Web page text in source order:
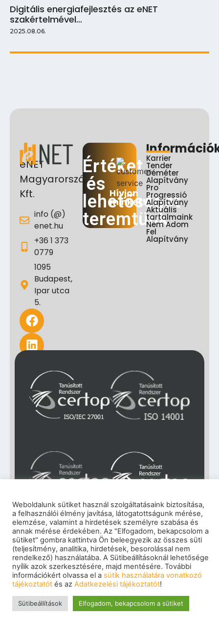
Digitális energiafejlesztés az eNET
szakértelmével…
2025.08.06.
eNET
Magyarország
Kft.
info (@)
enet.hu
+36 1 373
0779
1095
Budapest,
Ipar utca
5.
Értéket
és
lehetőséget
teremtünk
Hívjon
minket!
Karrier
Tender
Déméter
Alapítvány
Pro
Progressió
Alapítvány
Aktuális
tartalmaink
Nem Adom
Fel
Alapítvány
Impresszum|Adatkezelési tájékoztató|
Cookie szabályzat|Visszaélés-bejelentés |
Szerzői jogok
© 2026 eNET Magyaroszág Kft. – Minden jog
fenntartva
Weboldalunk sütiket használ szolgáltatásaink biztosítása,
a felhasználói élmény javítása, látogatottságunk mérése,
elemzése, valamint a hirdetések személyre szabása és
annak mérése érdekében. Az "Elfogadom, bekapcsolom a
sütiket" gombra kattintva Ön beleegyezik az összes süti
(teljesítmény, analitika, hirdetések, besorolással nem
rendelkező) használatába. A Sütibeállításoknál lehetősége
nyílik azok szerkesztésére, majd mentésére. További
információkért olvassa el a sütik használatára vonatkozó
tájékoztatót és az Adatkezelési tájékoztatót!
Sütibeállítások Elfogadom, bekapcsolom a sütiket